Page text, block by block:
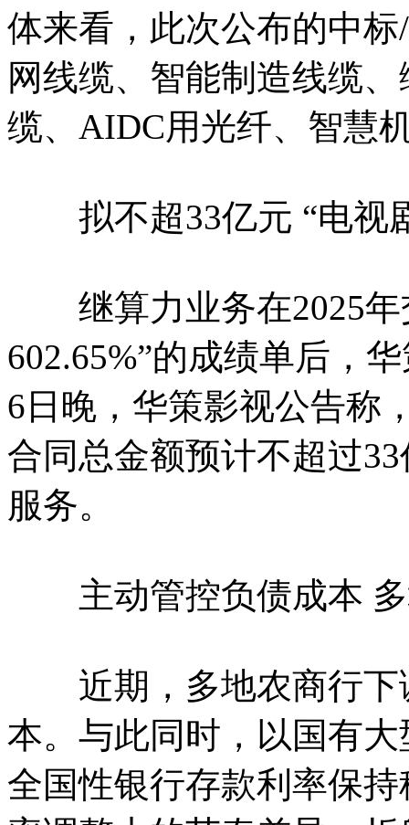
体来看，此次公布的中
网线缆、智能制造线缆
缆、AIDC用光纤、智慧
拟不超33亿元 “电视
继算力业务在2025年
602.65%”的成绩单后，
6日晚，华策影视公告称
合同总金额预计不超过
服务。
主动管控负债成本 多
近期，多地农商行下
本。与此同时，以国有
全国性银行存款利率保